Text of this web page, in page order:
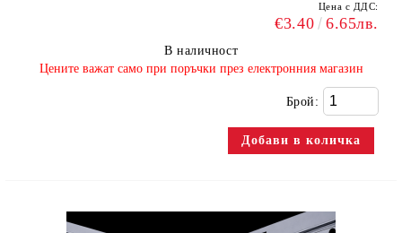
Цена с ДДС:
€3.40 6.65лв.
В наличност
​Цените важат само при поръчки през електронния магазин
Брой: